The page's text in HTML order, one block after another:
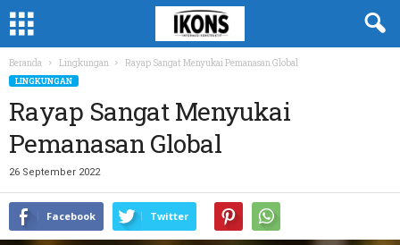
Beranda Lingkungan Rayap Sangat Menyukai Pemanasan Global
LINGKUNGAN
Rayap Sangat Menyukai
Pemanasan Global
26 September 2022
Facebook Twitter